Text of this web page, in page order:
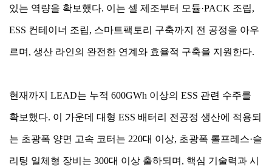
있는 역량을 확보했다. 이는 셀 제조부터 모듈·PACK 조립,
ESS 컨테이너 조립, 스마트팩토리 구축까지 전 공정을 아우
르며, 생산 라인의 완전한 연계와 효율적 구축을 지원한다.
현재까지 LEAD는 누적 600GWh 이상의 ESS 관련 수주를
확보했다. 이 가운데 대형 ESS 배터리 전공정 생산에 적용되
는 초광폭 양면 고속 코터는 220대 이상, 초광폭 롤프레스·슬
리팅 일체형 장비는 300대 이상 출하되며, 핵심 기술력과 시